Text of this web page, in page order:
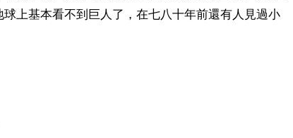
上基本看不到巨人了，在七八十年前還有人見過小